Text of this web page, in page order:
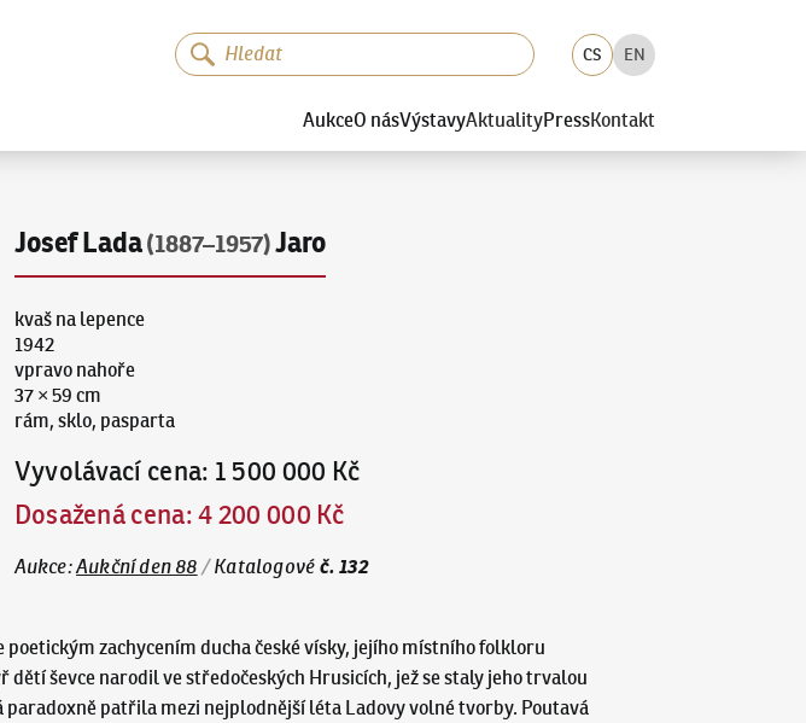
CS EN
AukceO násVýstavyAktualityPressKontakt
Josef Lada(1887–1957)Jaro
kvaš na lepence
1942
vpravo nahoře
37 × 59 cm
rám, sklo, pasparta
Vyvolávací cena: 1 500 000 Kč
Dosažená cena:4 200 000 Kč
Aukce:Aukční den 88 /Katalogové č.132
zachycením ducha české vísky, jejího místního folkloru
ševce narodil ve středočeských Hrusicích, jež se staly jeho trvalou
patřila mezi nejplodnější léta Ladovy volné tvorby. Poutavá